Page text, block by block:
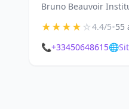
Bruno Beauvoir
★★★★☆4.4/5•55
📞+33450648615🌐